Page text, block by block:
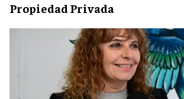
Propiedad Privada